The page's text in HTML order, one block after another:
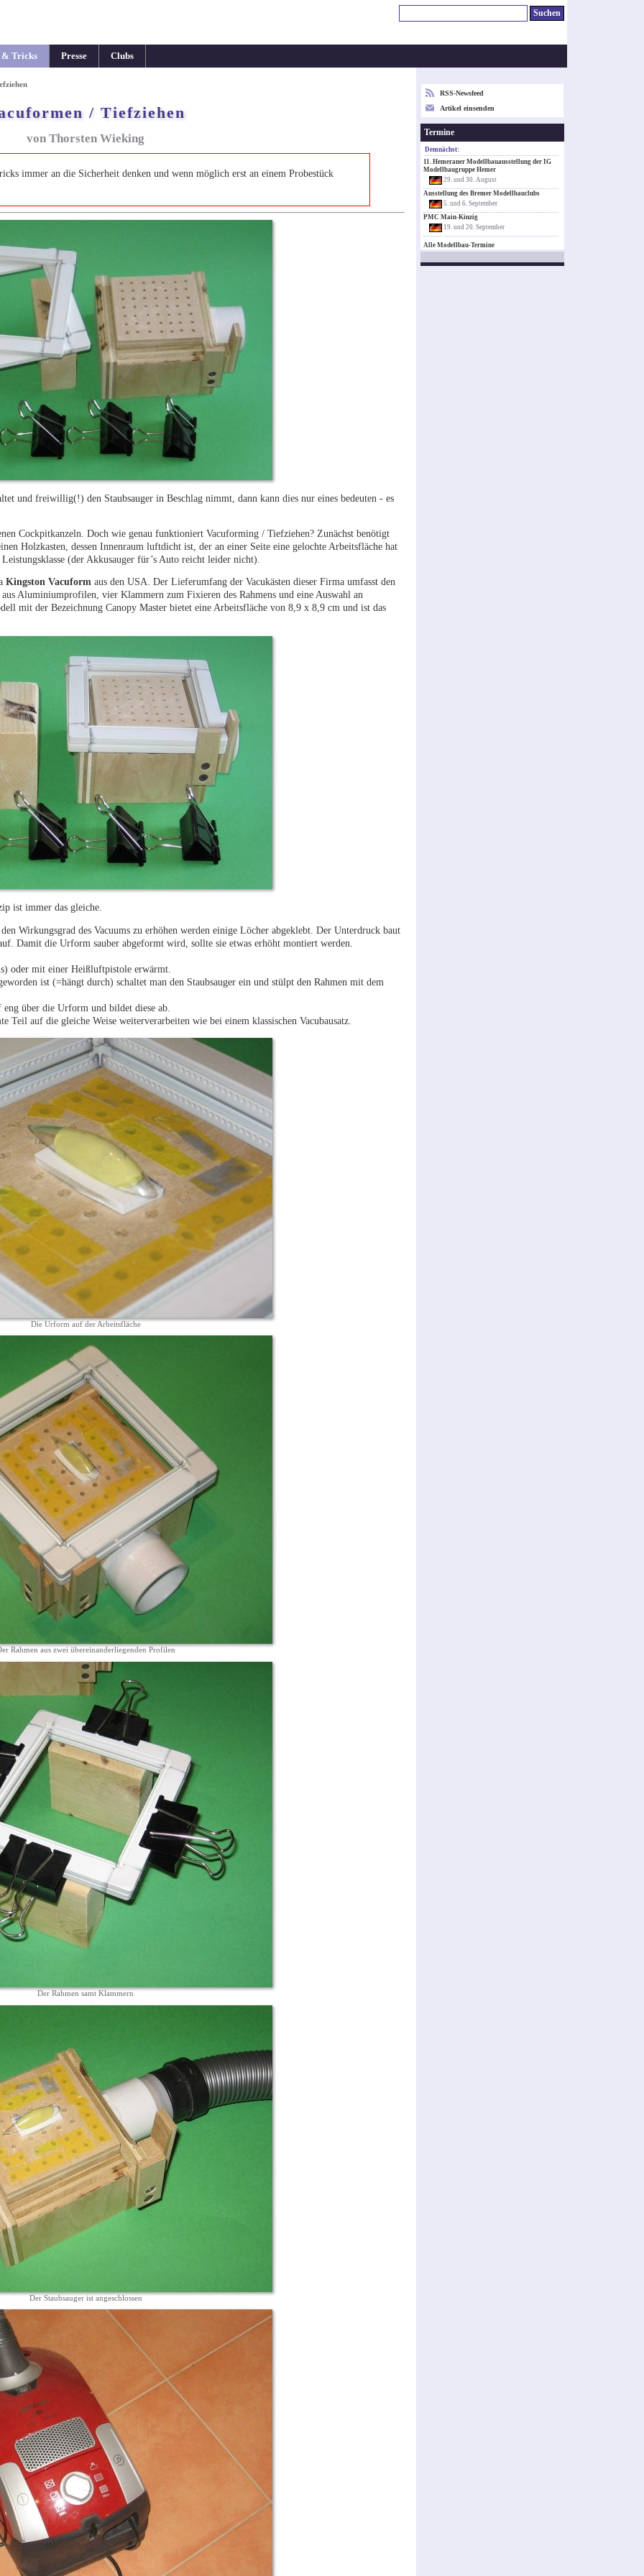
& Tricks Presse Clubs
/ Tiefziehen
von Thorsten Wieking
immer an die Sicherheit denken und wenn möglich erst an einem Probestück
und freiwillig(!) den Staubsauger in Beschlag nimmt, dann kann dies nur eines bedeuten - es
Cockpitkanzeln. Doch wie genau funktioniert Vacuforming / Tiefziehen? Zunächst benötigt
Holzkasten, dessen Innenraum luftdicht ist, der an einer Seite eine gelochte Arbeitsfläche hat
(der Akkusauger für’s Auto reicht leider nicht).
Kingston Vacuform aus den USA. Der Lieferumfang der Vacukästen dieser Firma umfasst den
Aluminiumprofilen, vier Klammern zum Fixieren des Rahmens und eine Auswahl an
mit der Bezeichnung Canopy Master bietet eine Arbeitsfläche von 8,9 x 8,9 cm und ist das
ist immer das gleiche.
Wirkungsgrad des Vacuums zu erhöhen werden einige Löcher abgeklebt. Der Unterdruck baut
Damit die Urform sauber abgeformt wird, sollte sie etwas erhöht montiert werden.
oder mit einer Heißluftpistole erwärmt.
ist (=hängt durch) schaltet man den Staubsauger ein und stülpt den Rahmen mit dem
eng über die Urform und bildet diese ab.
Teil auf die gleiche Weise weiterverarbeiten wie bei einem klassischen Vacubausatz.
Die Urform auf der Arbeitsfläche
Rahmen aus zwei übereinanderliegenden Profilen
Der Rahmen samt Klammern
Der Staubsauger ist angeschlossen
RSS-Newsfeed
Artikel einsenden
Termine
Demnächst:
11. Hemeraner Modellbauausstellung der IG
Modellbaugruppe Hemer
29. und 30. August
Ausstellung des Bremer Modellbauclubs
5. und 6. September
PMC Main-Kinzig
19. und 20. September
Alle Modellbau-Termine